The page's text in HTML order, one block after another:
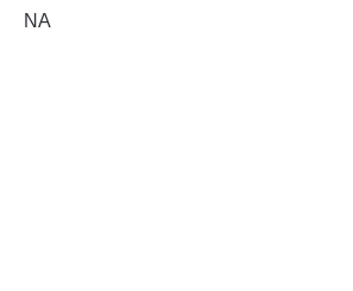
NA